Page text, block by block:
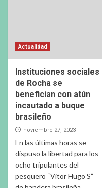
Actualidad
Instituciones sociales
de Rocha se
benefician con atún
incautado a buque
brasileño
noviembre 27, 2023
En las últimas horas se
dispuso la libertad para los
ocho tripulantes del
pesquero “Vitor Hugo S”